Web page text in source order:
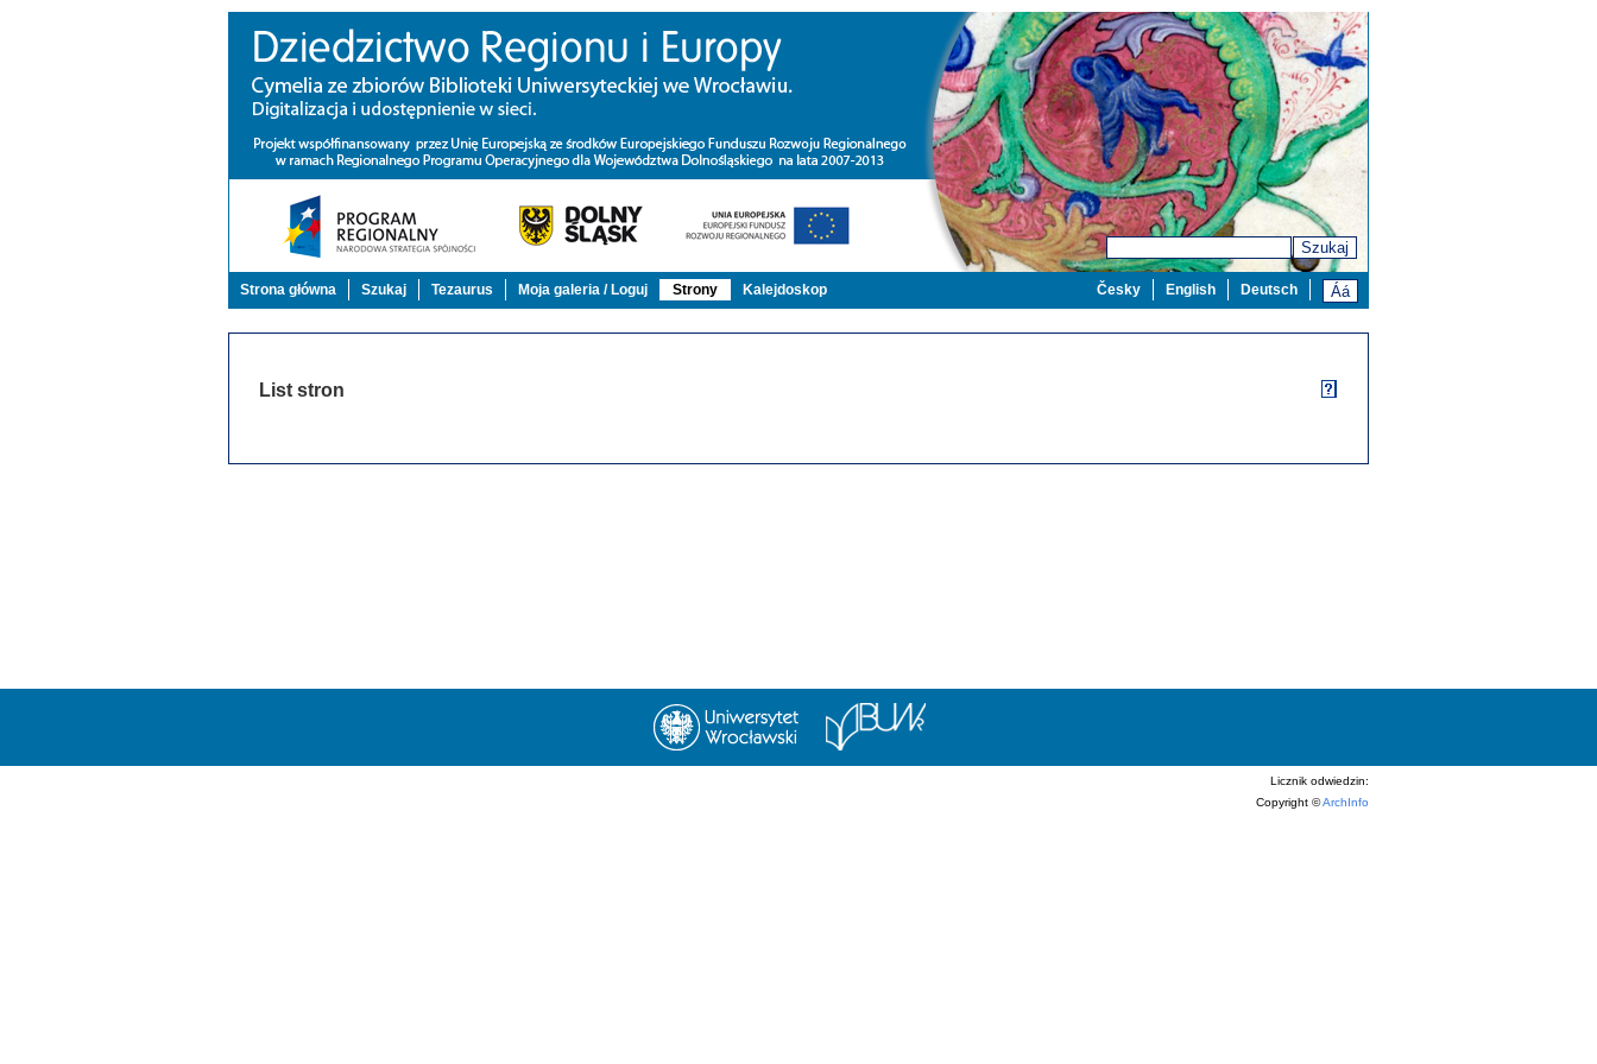
Szukaj
Strona główna Szukaj Tezaurus Moja galeria / Loguj Strony Kalejdoskop Deutsch
English
Česky
List stron
Licznik odwiedzin:
Copyright ©ArchInfo